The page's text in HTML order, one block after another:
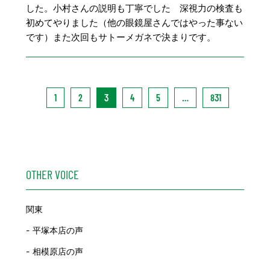
した。小村さんの説明も丁寧でした 深視力の検査も
初めてやりました（他の眼鏡屋さんではやった事ない
です）また次回もサトーメガネで決まりです。
1 2 3 4 5 … 831
OTHER VOICE
関東
平塚本店の声
相模原店の声